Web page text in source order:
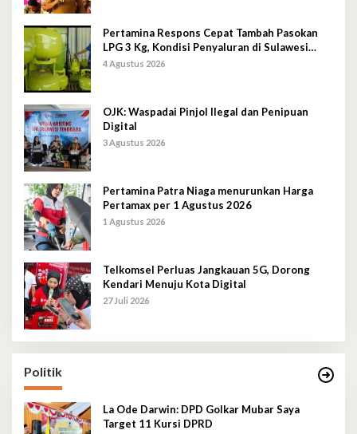
Pertamina Respons Cepat Tambah Pasokan
LPG 3 Kg, Kondisi Penyaluran di Sulawesi
Selatan Berlangsung Kondusif
4 Agustus 2026
OJK: Waspadai Pinjol Ilegal dan Penipuan
Digital
3 Agustus 2026
Pertamina Patra Niaga menurunkan Harga
Pertamax per 1 Agustus 2026
1 Agustus 2026
Telkomsel Perluas Jangkauan 5G, Dorong
Kendari Menuju Kota Digital
27 Juli 2026
Politik
La Ode Darwin: DPD Golkar Mubar Saya
Target 11 Kursi DPRD